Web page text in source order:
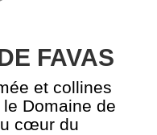
FAVAS
et collines
Domaine de
cœur du